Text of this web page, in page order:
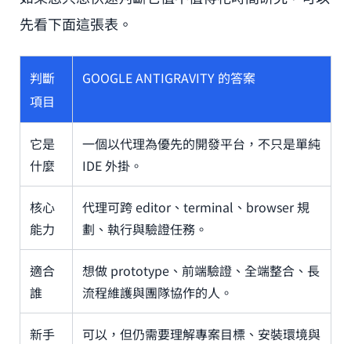
先看下面這張表。
判斷
項目
GOOGLE ANTIGRAVITY 的答案
它是
什麼
一個以代理為優先的開發平台，不只是單純
IDE 外掛。
核心
能力
代理可跨 editor、terminal、browser 規
劃、執行與驗證任務。
適合
誰
想做 prototype、前端驗證、全端整合、長
流程維護與團隊協作的人。
新手
可以，但仍需要理解專案目標、安裝環境與